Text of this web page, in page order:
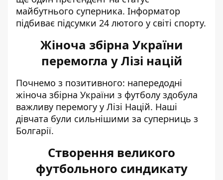
майбутнього суперника. Інформатор
підбиває підсумки 24 лютого у світі спорту.
Жіноча збірна України
перемогла у Лізі націй
Почнемо з позитивного: напередодні
жіноча збірна України з футболу здобула
важливу перемогу у Лізі Націй. Наші
дівчата були сильнішими за суперниць з
Болгарії.
Створення великого
футбольного синдикату